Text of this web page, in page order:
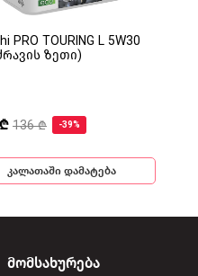
PRO TOURING L 5W30
ზეთი)
136 ₾ -39%
კალათაში დამატება
მომსახურება